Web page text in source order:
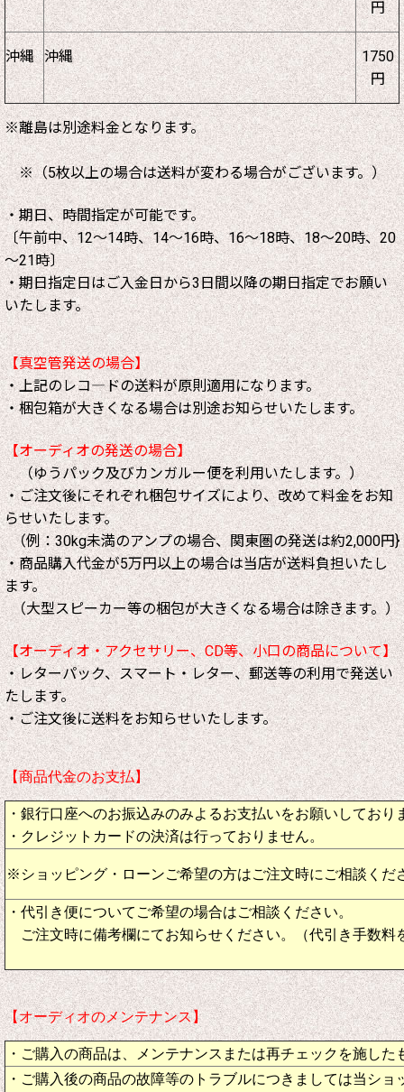
円
沖縄 沖縄
1750
円
※離島は別途料金となります。
※（5枚以上の場合は送料が変わる場合がございます。）
・期日、時間指定が可能です。
〔午前中、12～14時、14～16時、16～18時、18～20時、20
～21時〕
・期日指定日はご入金日から3日間以降の期日指定でお願い
いたします。
【真空管発送の場合】
・上記のレコ―ドの送料が原則適用になります。
・梱包箱が大きくなる場合は別途お知らせいたします。
【オーディオの発送の場合】
（ゆうパック及びカンガルー便を利用いたします。）
・ご注文後にそれぞれ梱包サイズにより、改めて料金をお知
らせいたします。
（例：30kg未満のアンプの場合、関東圏の発送は約2,000円}
・商品購入代金が5万円以上の場合は当店が送料負担いたし
ます。
（大型スピーカー等の梱包が大きくなる場合は除きます。）
【オーディオ・アクセサリー、CD等、小口の商品について】
・レターパック、スマート・レター、郵送等の利用で発送い
たします。
・ご注文後に送料をお知らせいたします。
【商品代金のお支払】
・銀行口座へのお振込みのみよるお支払いをお願いしており
・クレジットカードの決済は行っておりません。
※ショッピング・ローンご希望の方はご注文時にご相談くだ
・代引き便についてご希望の場合はご相談ください。
ご注文時に備考欄にてお知らせください。（代引き手数料
【オーディオのメンテナンス】
・ご購入の商品は、メンテナンスまたは再チェックを施し
・ご購入後の商品の故障等のトラブルにつきましては当ショ